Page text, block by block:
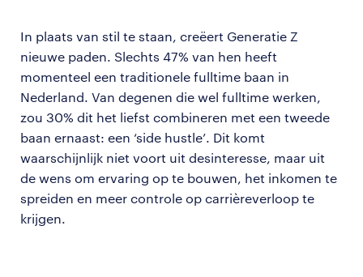
In plaats van stil te staan, creëert Generatie Z
nieuwe paden. Slechts 47% van hen heeft
momenteel een traditionele fulltime baan in
Nederland. Van degenen die wel fulltime werken,
zou 30% dit het liefst combineren met een tweede
baan ernaast: een ‘side hustle’. Dit komt
waarschijnlijk niet voort uit desinteresse, maar uit
de wens om ervaring op te bouwen, het inkomen te
spreiden en meer controle op carrièreverloop te
krijgen.